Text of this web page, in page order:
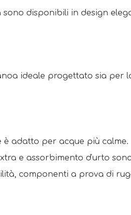
disponibili in design
ideale progettato sia per
è adatto per acque più calme.
e assorbimento d'urto
componenti a prova di